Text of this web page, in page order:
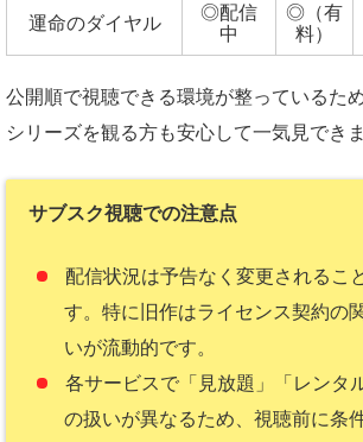
運命のダイヤル
◎配信
中
◎（有
料）
公開順で視聴できる環境が整っているた
シリーズを観る方も安心して一気見できま
サブスク視聴での注意点
配信状況は予告なく変更されるこ
す。特に旧作はライセンス契約の
いが流動的です。
各サービスで「見放題」「レンタ
の扱いが異なるため、視聴前に条